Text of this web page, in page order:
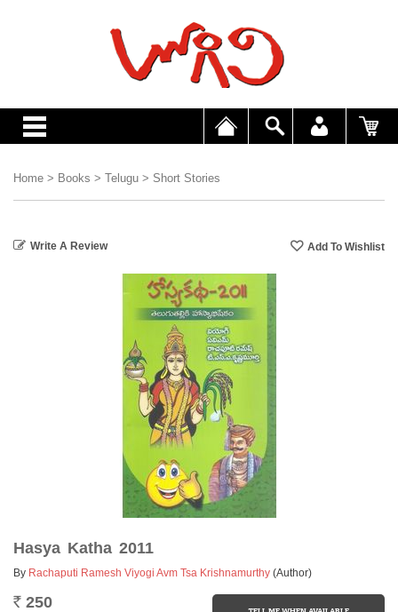
Home > Books > Telugu > Short Stories
Write A Review
Hasya Katha 2011
By Rachaputi Ramesh Viyogi Avm Tsa Krishnamurthy (Author)
Rs. 250